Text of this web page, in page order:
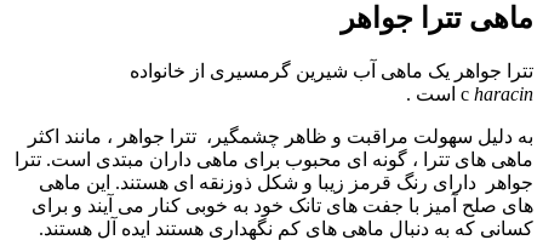
ماهی تترا جواهر
تترا جواهر یک ماهی آب شیرین گرمسیری از خانواده
c haracin است .
به دلیل سهولت مراقبت و ظاهر چشمگیر، تترا جواهر ، مانند اکثر
ماهی های تترا
، گونه ای محبوب برای ماهی داران مبتدی است. تترا
جواهر دارای رنگ قرمز زیبا و شکل ذوزنقه ای هستند. این ماهی
های صلح آمیز با جفت های تانک خود به خوبی کنار می آیند و برای
کسانی که به دنبال ماهی های کم نگهداری هستند ایده آل هستند.